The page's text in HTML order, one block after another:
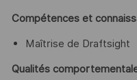
Compétences et
Maîtrise de Draftsight
Qualités